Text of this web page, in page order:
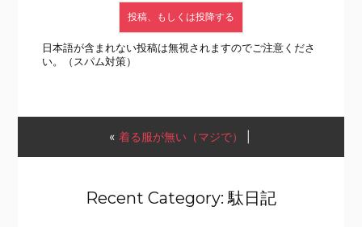
日本語が含まれない投稿は無視されますのでご注意くださ
い。（スパム対策）
« 着る服が無い（マジで）
Recent Category: 駄日記